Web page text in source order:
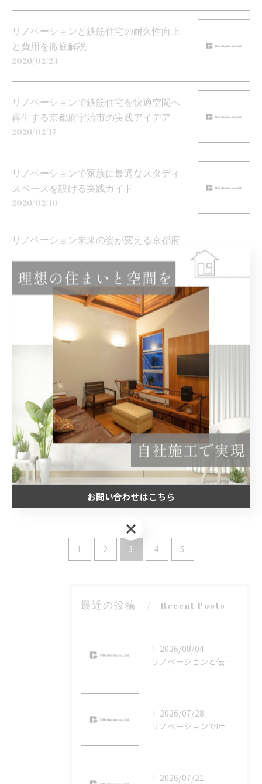
リノベーションと鉄筋住宅の耐久性向上
と費用を徹底解説
2026/02/24
リノベーションで鉄筋住宅を快適空間へ
再生する京都府宇治市の実践アイデア
2026/02/17
リノベーションで家族に最適なスタディ
スペースを設ける実践ガイド
2026/02/10
リノベーション未来の姿が変える京都府
い魅力
2026/02/03
リノベーションでバスルームを快適に変
える費用と成功のポイント
戸建てとリノベーションで叶える快適な
宮津市暮らし実例ガイド
2026/01/20
リノベーションで地域密着型のまちを再
生する具体的な事例と成功のポイント
1 2 3 4 5
最近の投稿 Recent Posts
2026/08/04
リノベーションと伝統を両立する京都府亀岡市の暮らし実感と費用感徹底ガイド
2026/07/28
リノベーションで叶えるカラーコーディネートの黄金比と実践テクニック
2026/07/21
お問い合わせはこちら
お問い合わせはこちら